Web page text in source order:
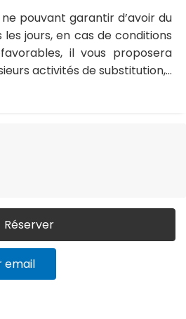
pouvant garantir d’avoir du
jours, en cas de conditions
il vous proposera
activités de substitution,...
Réserver
email